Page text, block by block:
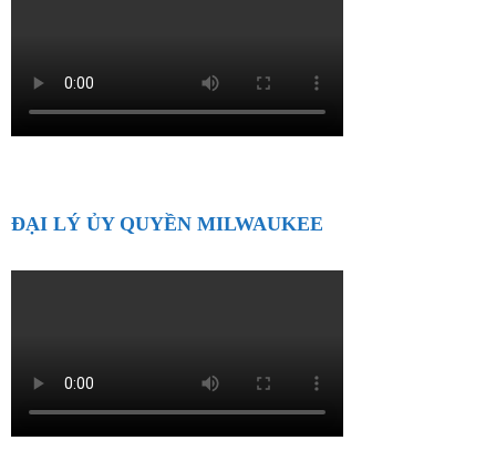
ĐẠI LÝ ỦY QUYỀN MILWAUKEE